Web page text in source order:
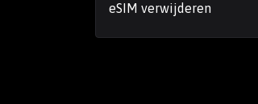
eSIM verwijderen